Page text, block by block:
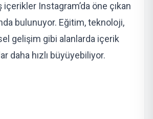
Instagram’da öne çıkan
bulunuyor. Eğitim, teknoloji,
gelişim gibi alanlarda içerik
daha hızlı büyüyebiliyor.